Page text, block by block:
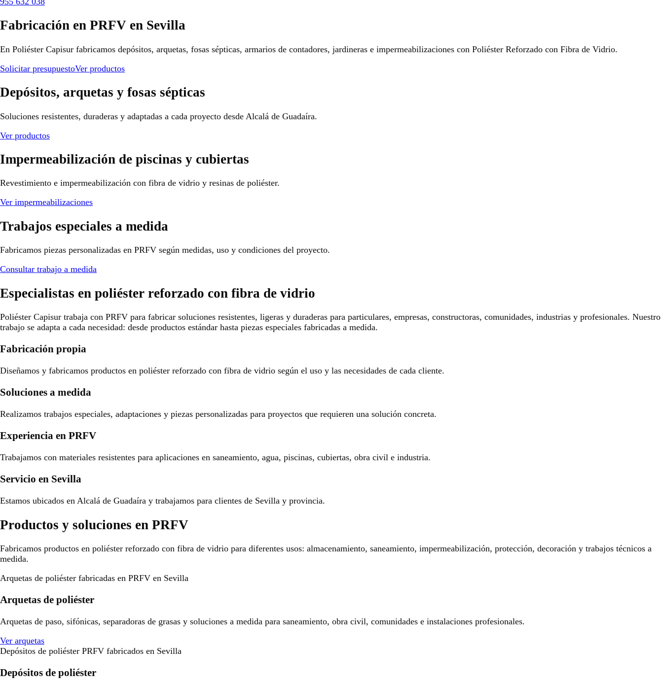
Fabricación en PRFV en Sevilla
En Poliéster Capisur fabricamos depósitos, arquetas, fosas sépticas, armarios de contadores, jardineras e impermeabilizaciones con Poliéster Reforzado con Fibra de Vidrio.
Solicitar presupuestoVer productos
Depósitos, arquetas y fosas sépticas
Soluciones resistentes, duraderas y adaptadas a cada proyecto desde Alcalá de Guadaíra.
Ver productos
Impermeabilización de piscinas y cubiertas
Revestimiento e impermeabilización con fibra de vidrio y resinas de poliéster.
Ver impermeabilizaciones
Trabajos especiales a medida
Fabricamos piezas personalizadas en PRFV según medidas, uso y condiciones del proyecto.
Consultar trabajo a medida
Especialistas en poliéster reforzado con fibra de vidrio
Poliéster Capisur trabaja con PRFV para fabricar soluciones resistentes, ligeras y duraderas para particulares, empresas, constructoras, comunidades, industrias y profesionales. Nuestro
trabajo se adapta a cada necesidad: desde productos estándar hasta piezas especiales fabricadas a medida.
Fabricación propia
Diseñamos y fabricamos productos en poliéster reforzado con fibra de vidrio según el uso y las necesidades de cada cliente.
Soluciones a medida
Realizamos trabajos especiales, adaptaciones y piezas personalizadas para proyectos que requieren una solución concreta.
Experiencia en PRFV
Trabajamos con materiales resistentes para aplicaciones en saneamiento, agua, piscinas, cubiertas, obra civil e industria.
Servicio en Sevilla
Estamos ubicados en Alcalá de Guadaíra y trabajamos para clientes de Sevilla y provincia.
Productos y soluciones en PRFV
Fabricamos productos en poliéster reforzado con fibra de vidrio para diferentes usos: almacenamiento, saneamiento, impermeabilización, protección, decoración y trabajos técnicos a
medida.
Arquetas de poliéster fabricadas en PRFV en Sevilla
Arquetas de poliéster
Arquetas de paso, sifónicas, separadoras de grasas y soluciones a medida para saneamiento, obra civil, comunidades e instalaciones profesionales.
Ver arquetas
Depósitos de poliéster PRFV fabricados en Sevilla
Depósitos de poliéster